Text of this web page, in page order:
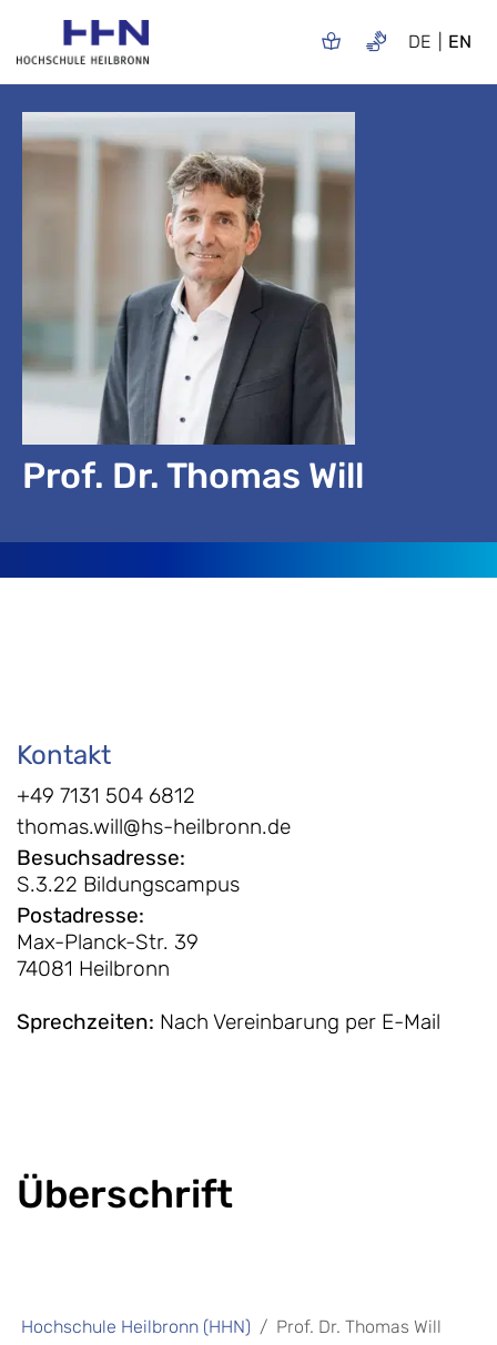
DE EN
Prof. Dr. Thomas Will
Kontakt
+49 7131 504 6812
thomas.will@hs-heilbronn.de
Besuchsadresse:
S.3.22 Bildungscampus
Postadresse:
Max-Planck-Str. 39
74081 Heilbronn
Sprechzeiten: Nach Vereinbarung per E-Mail
Überschrift
Hochschule Heilbronn (HHN) Prof. Dr. Thomas Will